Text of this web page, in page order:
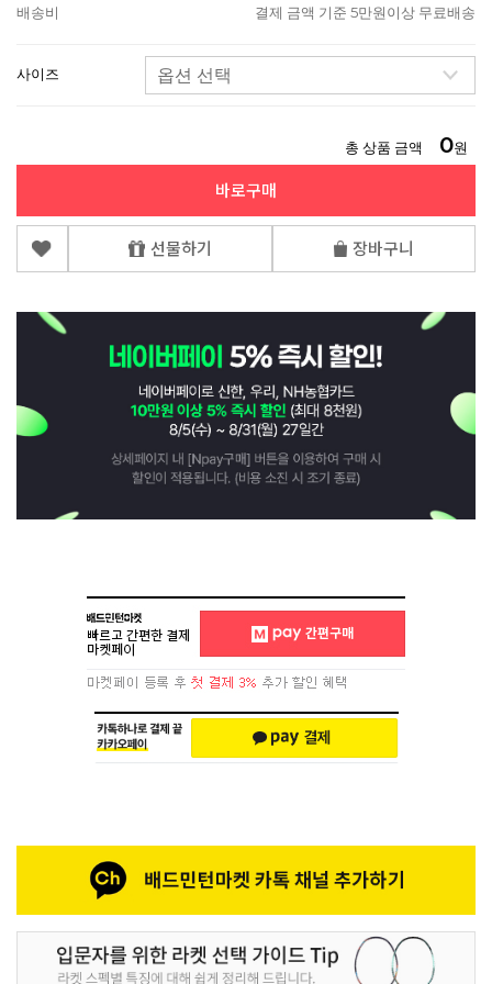
배송비 결제 금액 기준 5만원이상 무료배송
사이즈
총 상품 금액 0원
바로구매
선물하기 장바구니